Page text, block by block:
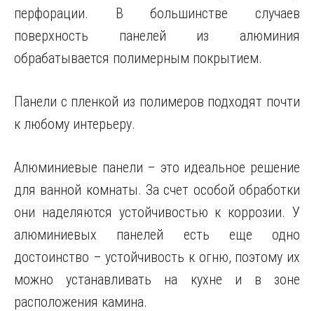
перфорации. В большинстве случаев
поверхность панелей из алюминия
обрабатывается полимерным покрытием.
Панели с пленкой из полимеров подходят почти
к любому интерьеру.
Алюминиевые панели – это идеальное решение
для ванной комнаты. За счет особой обработки
они наделяются устойчивостью к коррозии. У
алюминиевых панелей есть еще одно
достоинство – устойчивость к огню, поэтому их
можно устанавливать на кухне и в зоне
расположения камина.